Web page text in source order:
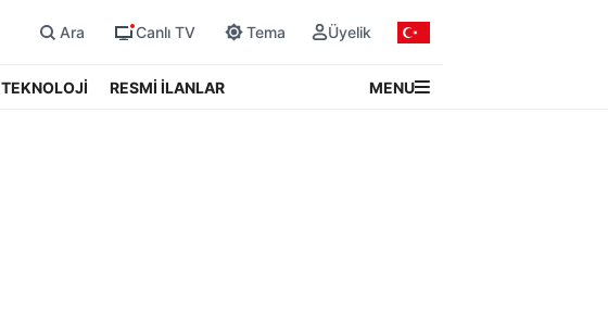
Ara Canlı TV Tema Üyelik
TEKNOLOJİ RESMİ İLANLAR MENU